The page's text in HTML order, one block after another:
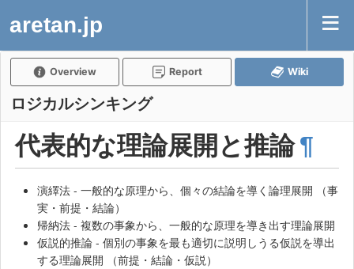
aretan.jp
Overview Report Wiki
ロジカルシンキング
代表的な理論展開と推論¶
演繹法 - 一般的な原理から、個々の結論を導く論理展開 （事
実・前提・結論）
帰納法 - 複数の事象から、一般的な原理を導き出す理論展開
仮説的推論 - 個別の事象を最も適切に説明しうる仮説を導出
する理論展開 （前提・結論・仮説）